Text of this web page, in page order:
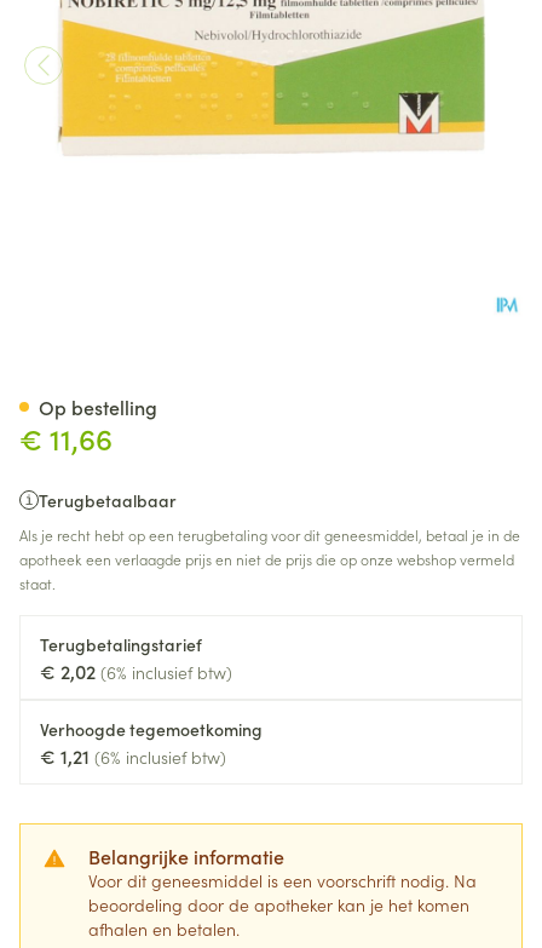
€ 11,66
Terugbetaalbaar
Als je recht hebt op een terugbetaling voor dit geneesmiddel, betaal je in de
apotheek een verlaagde prijs en niet de prijs die op onze webshop vermeld
staat.
Terugbetalingstarief
€ 2,02 (6% inclusief btw)
Verhoogde tegemoetkoming
€ 1,21 (6% inclusief btw)
Belangrijke informatie
Voor dit geneesmiddel is een voorschrift nodig. Na
beoordeling door de apotheker kan je het komen
afhalen en betalen.
Op bestelling